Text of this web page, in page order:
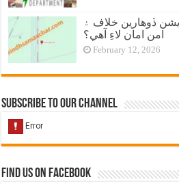
ڏوهارين خلاف ۽
امن امان لاءِ آهي؟
February 12, 2026
Subscribe to our Channel
Find us on Facebook